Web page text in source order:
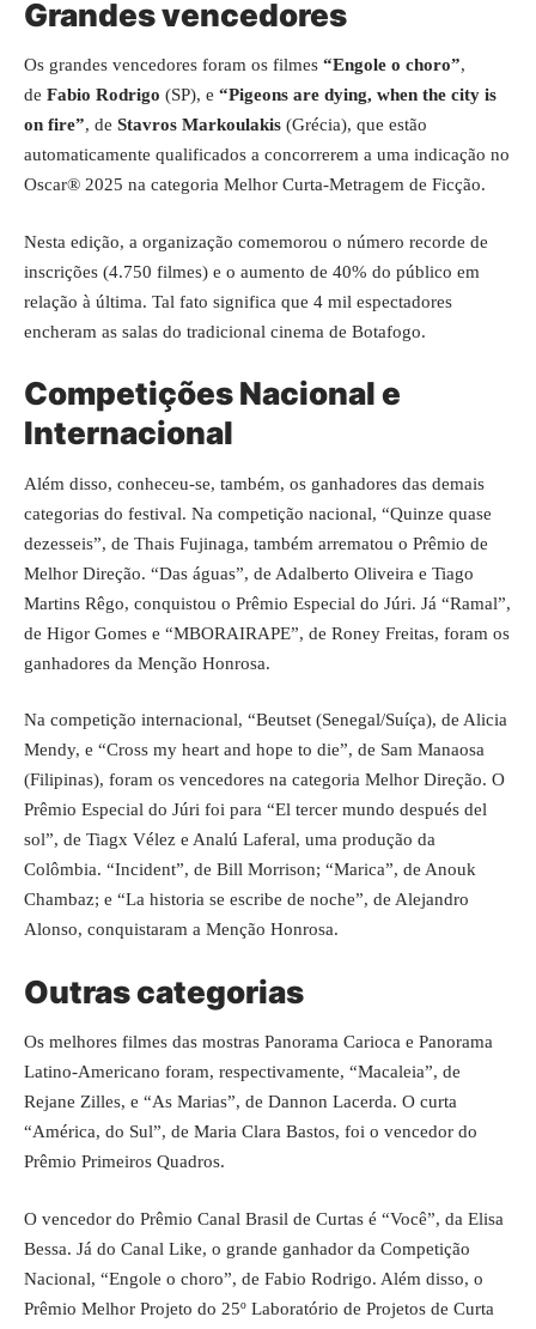
Grandes vencedores
Os grandes vencedores foram os filmes “Engole o choro”,
de Fabio Rodrigo (SP), e “Pigeons are dying, when the city is
on fire”, de Stavros Markoulakis (Grécia), que estão
automaticamente qualificados a concorrerem a uma indicação no
Oscar® 2025 na categoria Melhor Curta-Metragem de Ficção.
Nesta edição, a organização comemorou o número recorde de
inscrições (4.750 filmes) e o aumento de 40% do público em
relação à última. Tal fato significa que 4 mil espectadores
encheram as salas do tradicional cinema de Botafogo.
Competições Nacional e
Internacional
Além disso, conheceu-se, também, os ganhadores das demais
categorias do festival. Na competição nacional, “Quinze quase
dezesseis”, de Thais Fujinaga, também arrematou o Prêmio de
Melhor Direção. “Das águas”, de Adalberto Oliveira e Tiago
Martins Rêgo, conquistou o Prêmio Especial do Júri. Já “Ramal”,
de Higor Gomes e “MBORAIRAPE”, de Roney Freitas, foram os
ganhadores da Menção Honrosa.
Na competição internacional, “Beutset (Senegal/Suíça), de Alicia
Mendy, e “Cross my heart and hope to die”, de Sam Manaosa
(Filipinas), foram os vencedores na categoria Melhor Direção. O
Prêmio Especial do Júri foi para “El tercer mundo después del
sol”, de Tiagx Vélez e Analú Laferal, uma produção da
Colômbia. “Incident”, de Bill Morrison; “Marica”, de Anouk
Chambaz; e “La historia se escribe de noche”, de Alejandro
Alonso, conquistaram a Menção Honrosa.
Outras categorias
Os melhores filmes das mostras Panorama Carioca e Panorama
Latino-Americano foram, respectivamente, “Macaleia”, de
Rejane Zilles, e “As Marias”, de Dannon Lacerda. O curta
“América, do Sul”, de Maria Clara Bastos, foi o vencedor do
Prêmio Primeiros Quadros.
O vencedor do Prêmio Canal Brasil de Curtas é “Você”, da Elisa
Bessa. Já do Canal Like, o grande ganhador da Competição
Nacional, “Engole o choro”, de Fabio Rodrigo. Além disso, o
Prêmio Melhor Projeto do 25º Laboratório de Projetos de Curta